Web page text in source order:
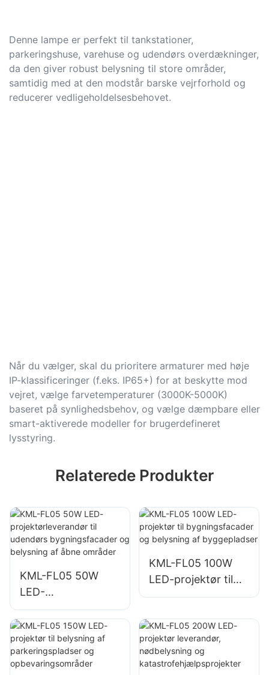
Denne lampe er perfekt til tankstationer,
parkeringshuse, varehuse og udendørs overdækninger,
da den giver robust belysning til store områder,
samtidig med at den modstår barske vejrforhold og
reducerer vedligeholdelsesbehovet.
Når du vælger, skal du prioritere armaturer med høje
IP-klassificeringer (f.eks. IP65+) for at beskytte mod
vejret, vælge farvetemperaturer (3000K-5000K)
baseret på synlighedsbehov, og vælge dæmpbare eller
smart-aktiverede modeller for brugerdefineret
lysstyring.
Relaterede Produkter
KML-FL05 50W
LED-
projektørleverandø
r til udendørs
bygningsfacader
og belysning af
KML-FL05 100W
LED-projektør til
bygningsfacader
byggepladser